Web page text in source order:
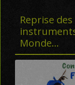
Reprise
Monde…